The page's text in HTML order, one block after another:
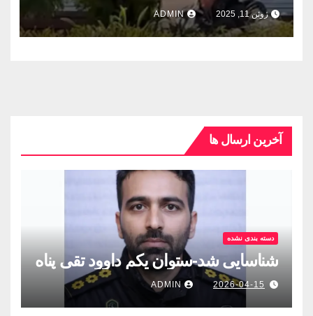
ژوئن 11, 2025 ADMIN
آخرین ارسال ها
دسته بندی نشده
شناسایی شد-ستوان یکم داوود تقی پناه
2026-04-15
ADMIN